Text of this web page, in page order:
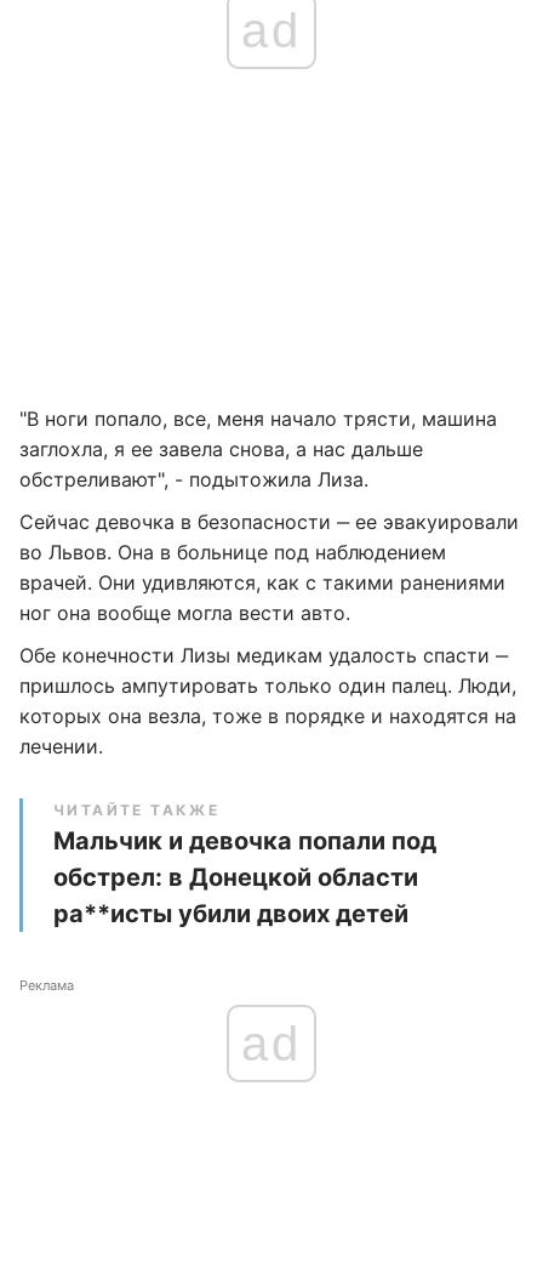
ad
"В ноги попало, все, меня начало трясти, машина
заглохла, я ее завела снова, а нас дальше
обстреливают", - подытожила Лиза.
Сейчас девочка в безопасности ‒ ее эвакуировали
во Львов. Она в больнице под наблюдением
врачей. Они удивляются, как с такими ранениями
ног она вообще могла вести авто.
Обе конечности Лизы медикам удалость спасти ‒
пришлось ампутировать только один палец. Люди,
которых она везла, тоже в порядке и находятся на
лечении.
ЧИТАЙТЕ ТАКЖЕ
Мальчик и девочка попали под
обстрел: в Донецкой области
ра**исты убили двоих детей
Реклама
ad